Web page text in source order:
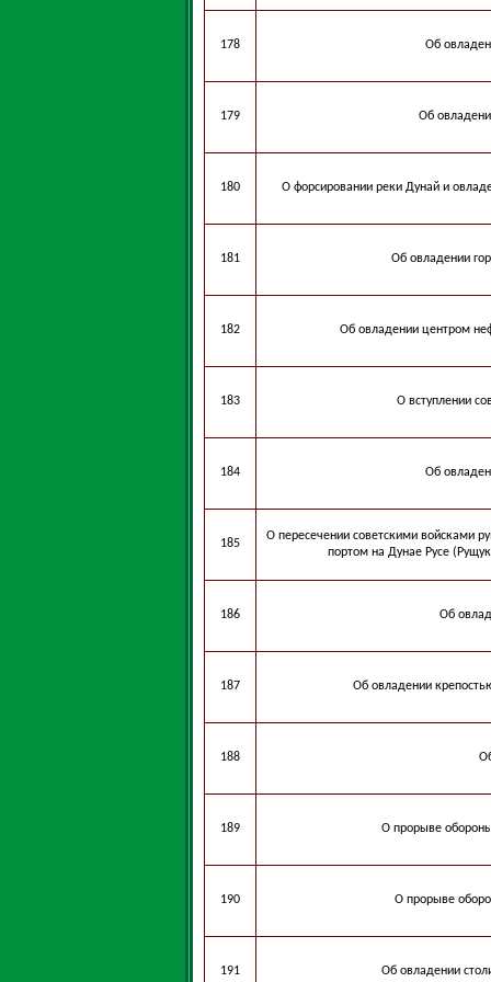
178 Об
179 Об
180 О форсировании реки Дунай и
181 Об овладении
182 Об овладении центром
183 О вступлении
184 Об
185
О пересечении советскими войсками
портом на Дунае Русе
186 Об
187 Об овладении
188
189 О прорыве
190 О прорыве
191 Об овладении